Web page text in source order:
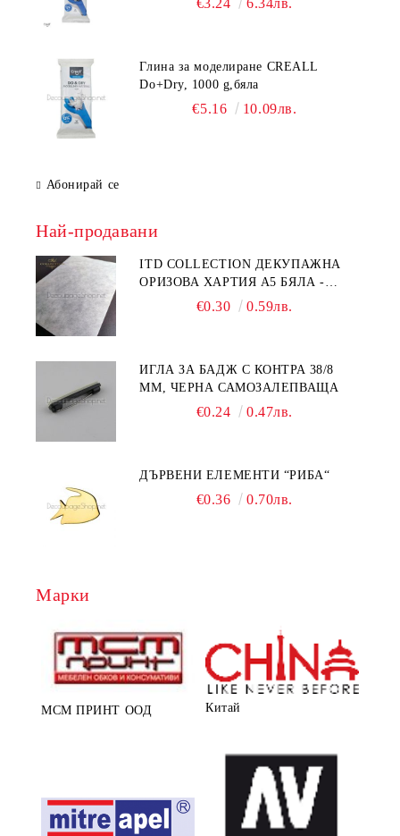
€3.24 6.34лв.
Глина за моделиране CREALL
Do+Dry, 1000 g,бяла
€5.16 10.09лв.
Абонирай се
Най-продавани
ITD COLLECTION ДЕКУПАЖНА
ОРИЗОВА ХАРТИЯ А5 БЯЛА -
€0.30 0.59лв.
ИГЛА ЗА БАДЖ С КОНТРА 38/8
ММ, ЧЕРНА САМОЗАЛЕПВАЩА
€0.24 0.47лв.
ДЪРВЕНИ ЕЛЕМЕНТИ “РИБА“
€0.36 0.70лв.
Марки
МСМ ПРИНТ ООД Китай